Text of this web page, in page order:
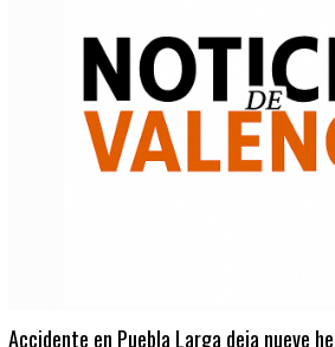
Accidente en Puebla Larga deja nueve